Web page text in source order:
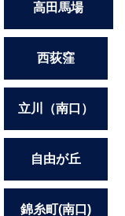
高田馬場
西荻窪
立川（南口）
自由が丘
錦糸町(南口)